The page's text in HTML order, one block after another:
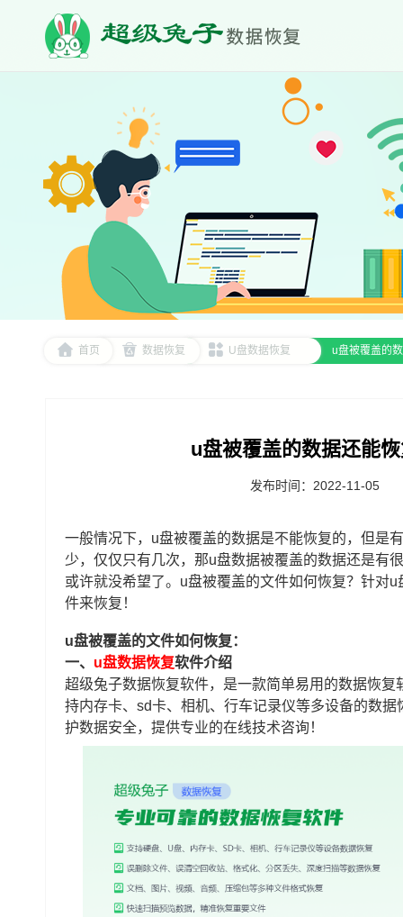
首页 数据恢复 U盘数据恢复 u盘被覆盖的
u盘被覆盖的数据还能
发布时间：2022-11-05
一般情况下，u盘被覆盖的数据是不能恢复的，但是
少，仅仅只有几次，那u盘数据被覆盖的数据还是有
或许就没希望了。u盘被覆盖的文件如何恢复？针对
件来恢复！
u盘被覆盖的文件如何恢复：
一、 u盘数据恢复软件介绍
超级兔子数据恢复软件，是一款简单易用的数据恢
持内存卡、sd卡、相机、行车记录仪等多设备的数
护数据安全，提供专业的在线技术咨询！